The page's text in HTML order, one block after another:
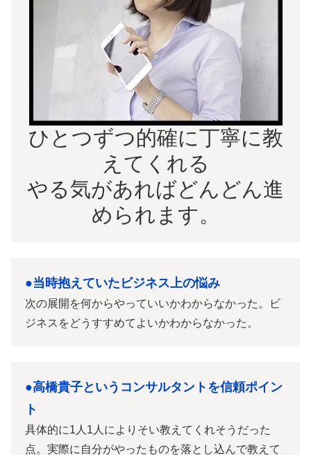
ひとつずつ的確に丁寧に教
えてくれる
やる気があればどんどん進
められます。
●当時抱えていたビジネス上の悩み
次の展開を何からやっていいかわからなかった。ビ
ジネスをどうすすめてよいかわからなかった。
●高橋貴子というコンサルタントを信頼ポイン
ト
具体的に1人1人によりそい教えてくれそうだった
点。実際に自分がやったものを落とし込んで教えて